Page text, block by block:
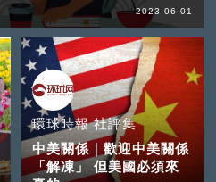
2023-06-01
環球時報 社評集
中美關係｜歡迎中美關係
「解凍」 但美國必須來